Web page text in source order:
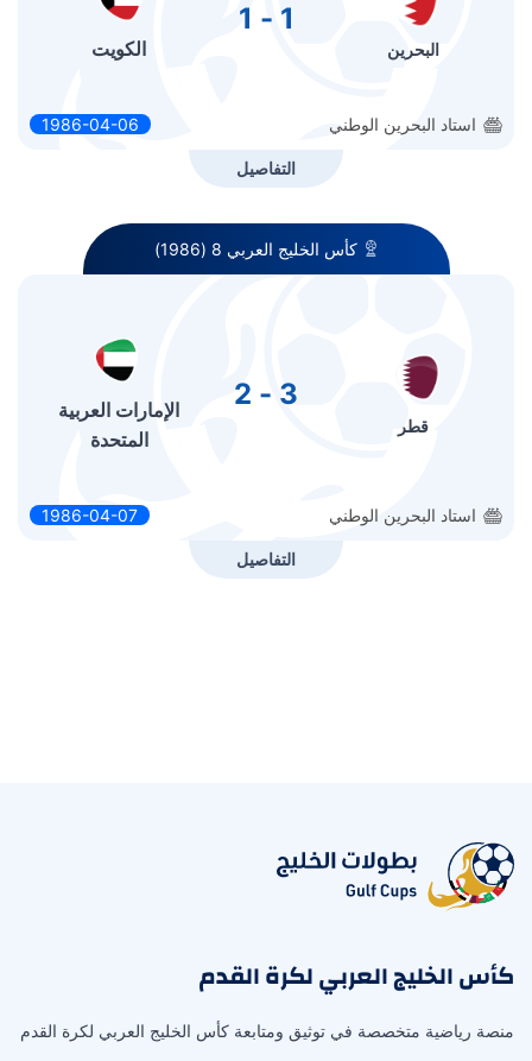
البحرين
1 - 1
الكويت
استاد البحرين الوطني 1986-04-06
التفاصيل
كأس الخليج العربي 8 (1986)
قطر
3 - 2
الإمارات العربية
المتحدة
استاد البحرين الوطني 1986-04-07
التفاصيل
كأس الخليج العربي لكرة القدم
منصة رياضية متخصصة في توثيق ومتابعة كأس الخليج العربي لكرة القدم